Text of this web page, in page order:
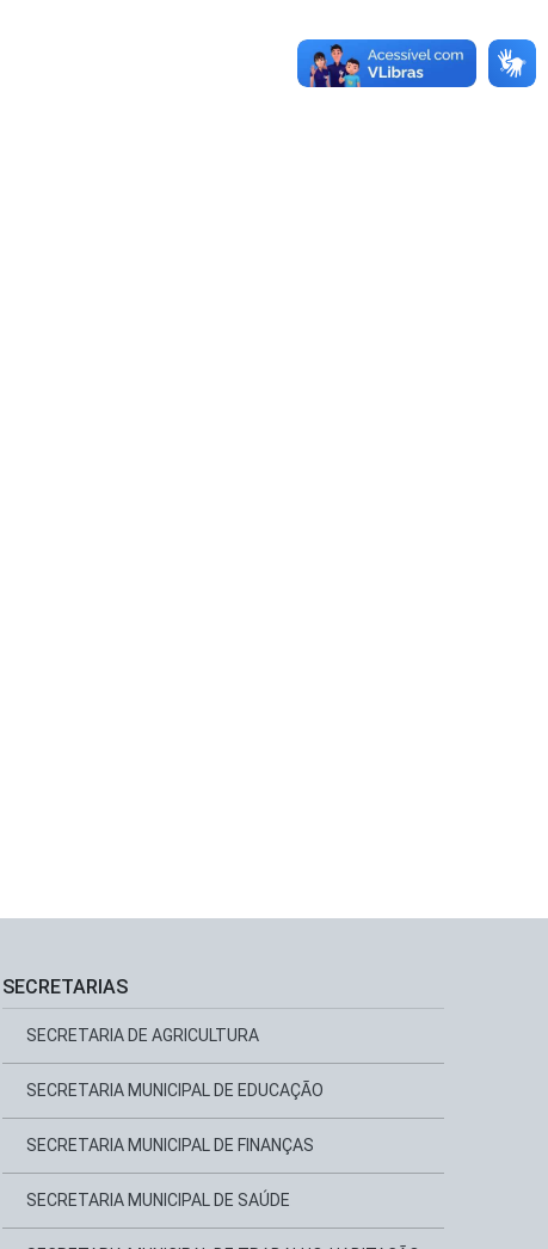
SECRETARIAS
SECRETARIA DE AGRICULTURA
SECRETARIA MUNICIPAL DE EDUCAÇÃO
SECRETARIA MUNICIPAL DE FINANÇAS
SECRETARIA MUNICIPAL DE SAÚDE